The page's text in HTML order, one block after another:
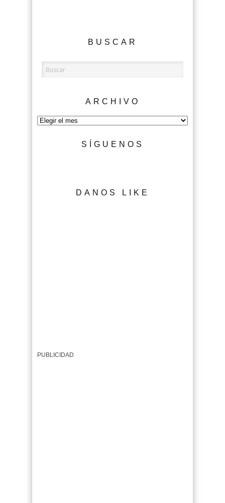
BUSCAR
ARCHIVO
Archivo
SÍGUENOS
DANOS LIKE
PUBLICIDAD